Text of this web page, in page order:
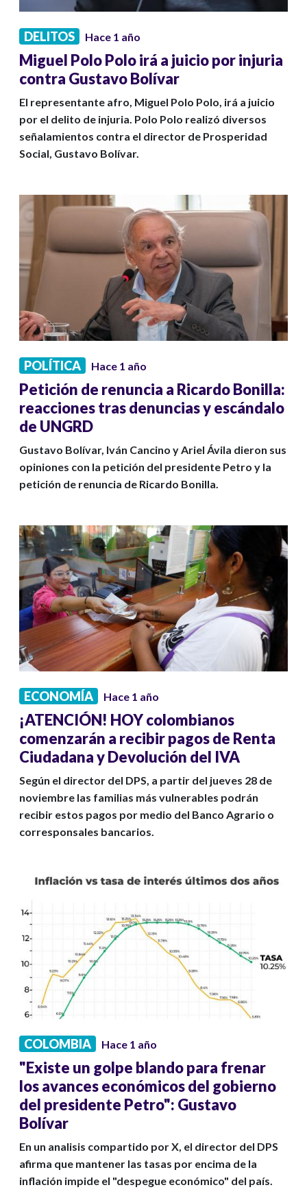
DELITOS Hace 1 año
Miguel Polo Polo irá a juicio por injuria
contra Gustavo Bolívar
El representante afro, Miguel Polo Polo, irá a juicio
por el delito de injuria. Polo Polo realizó diversos
señalamientos contra el director de Prosperidad
Social, Gustavo Bolívar.
POLÍTICA Hace 1 año
Petición de renuncia a Ricardo Bonilla:
reacciones tras denuncias y escándalo
de UNGRD
Gustavo Bolívar, Iván Cancino y Ariel Ávila dieron sus
opiniones con la petición del presidente Petro y la
petición de renuncia de Ricardo Bonilla.
ECONOMÍA Hace 1 año
¡ATENCIÓN! HOY colombianos
comenzarán a recibir pagos de Renta
Ciudadana y Devolución del IVA
Según el director del DPS, a partir del jueves 28 de
noviembre las familias más vulnerables podrán
recibir estos pagos por medio del Banco Agrario o
corresponsales bancarios.
COLOMBIA Hace 1 año
"Existe un golpe blando para frenar
los avances económicos del gobierno
del presidente Petro": Gustavo
Bolívar
En un analisis compartido por X, el director del DPS
afirma que mantener las tasas por encima de la
inflación impide el "despegue económico" del país.